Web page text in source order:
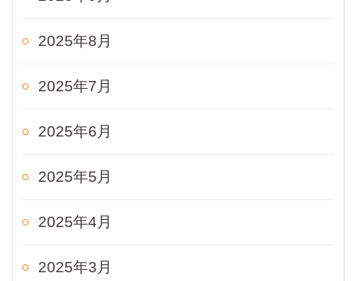
2025年8月
2025年7月
2025年6月
2025年5月
2025年4月
2025年3月